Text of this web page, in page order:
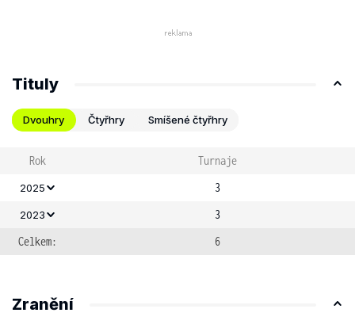
Tituly
Dvouhry Čtyřhry Smíšené čtyřhry
Rok Turnaje
2025 3
2023
3
Celkem:
6
Zranění